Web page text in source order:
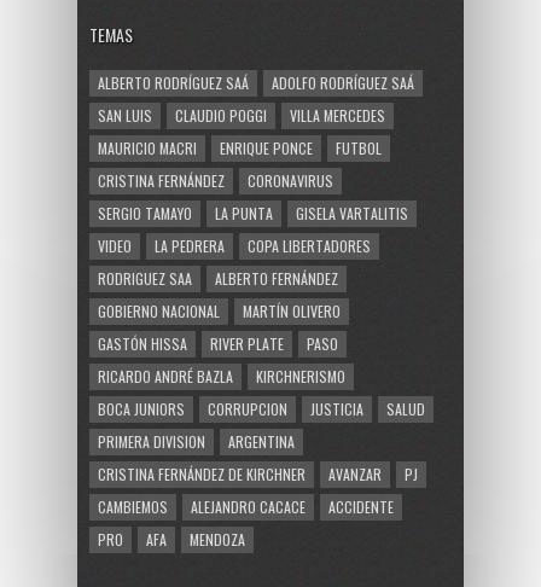
TEMAS
ALBERTO RODRÍGUEZ SAÁ
ADOLFO RODRÍGUEZ SAÁ
SAN LUIS
CLAUDIO POGGI
VILLA MERCEDES
MAURICIO MACRI
ENRIQUE PONCE
FUTBOL
CRISTINA FERNÁNDEZ
CORONAVIRUS
SERGIO TAMAYO
LA PUNTA
GISELA VARTALITIS
VIDEO
LA PEDRERA
COPA LIBERTADORES
RODRIGUEZ SAA
ALBERTO FERNÁNDEZ
GOBIERNO NACIONAL
MARTÍN OLIVERO
GASTÓN HISSA
RIVER PLATE
PASO
RICARDO ANDRÉ BAZLA
KIRCHNERISMO
BOCA JUNIORS
CORRUPCION JUSTICIA
SALUD
PRIMERA DIVISION
ARGENTINA
CRISTINA FERNÁNDEZ DE KIRCHNER
AVANZAR
PJ
CAMBIEMOS
ALEJANDRO CACACE
ACCIDENTE
PRO
AFA MENDOZA